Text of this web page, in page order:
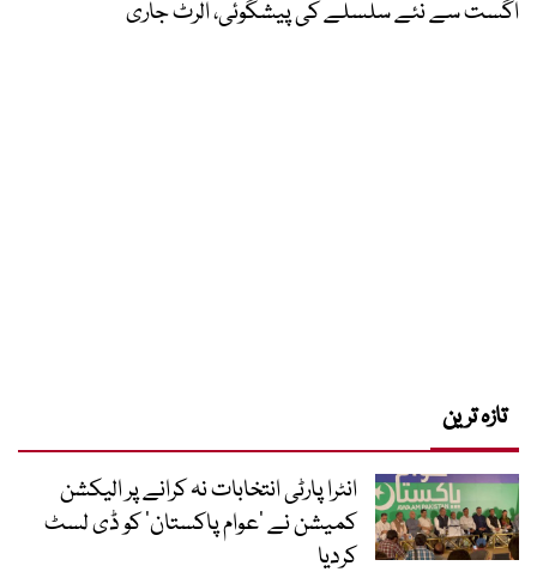
اگست سے نئے سلسلے کی پیشگوئی، الرٹ جاری
تازہ ترین
انٹرا پارٹی انتخابات نہ کرانے پر الیکشن
کمیشن نے ’عوام پاکستان‘ کو ڈی لسٹ
کردیا